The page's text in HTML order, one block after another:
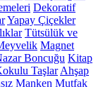
Dekoratif
Yapay Çiçekler
Tütsülük ve
Magnet
Boncuğu Kitap
Taşlar Ahşap
Manken Mutfak